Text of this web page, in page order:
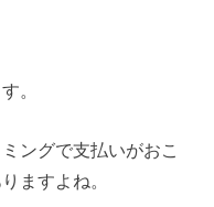
。
ングで支払いがおこ
ますよね。